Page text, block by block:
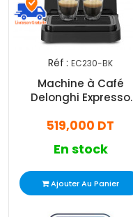
Réf : EC230-BK
Machine à Café
Delonghi Expresso
Noir(EC230-BK)
519,000 DT
En stock
Ajouter Au Panier